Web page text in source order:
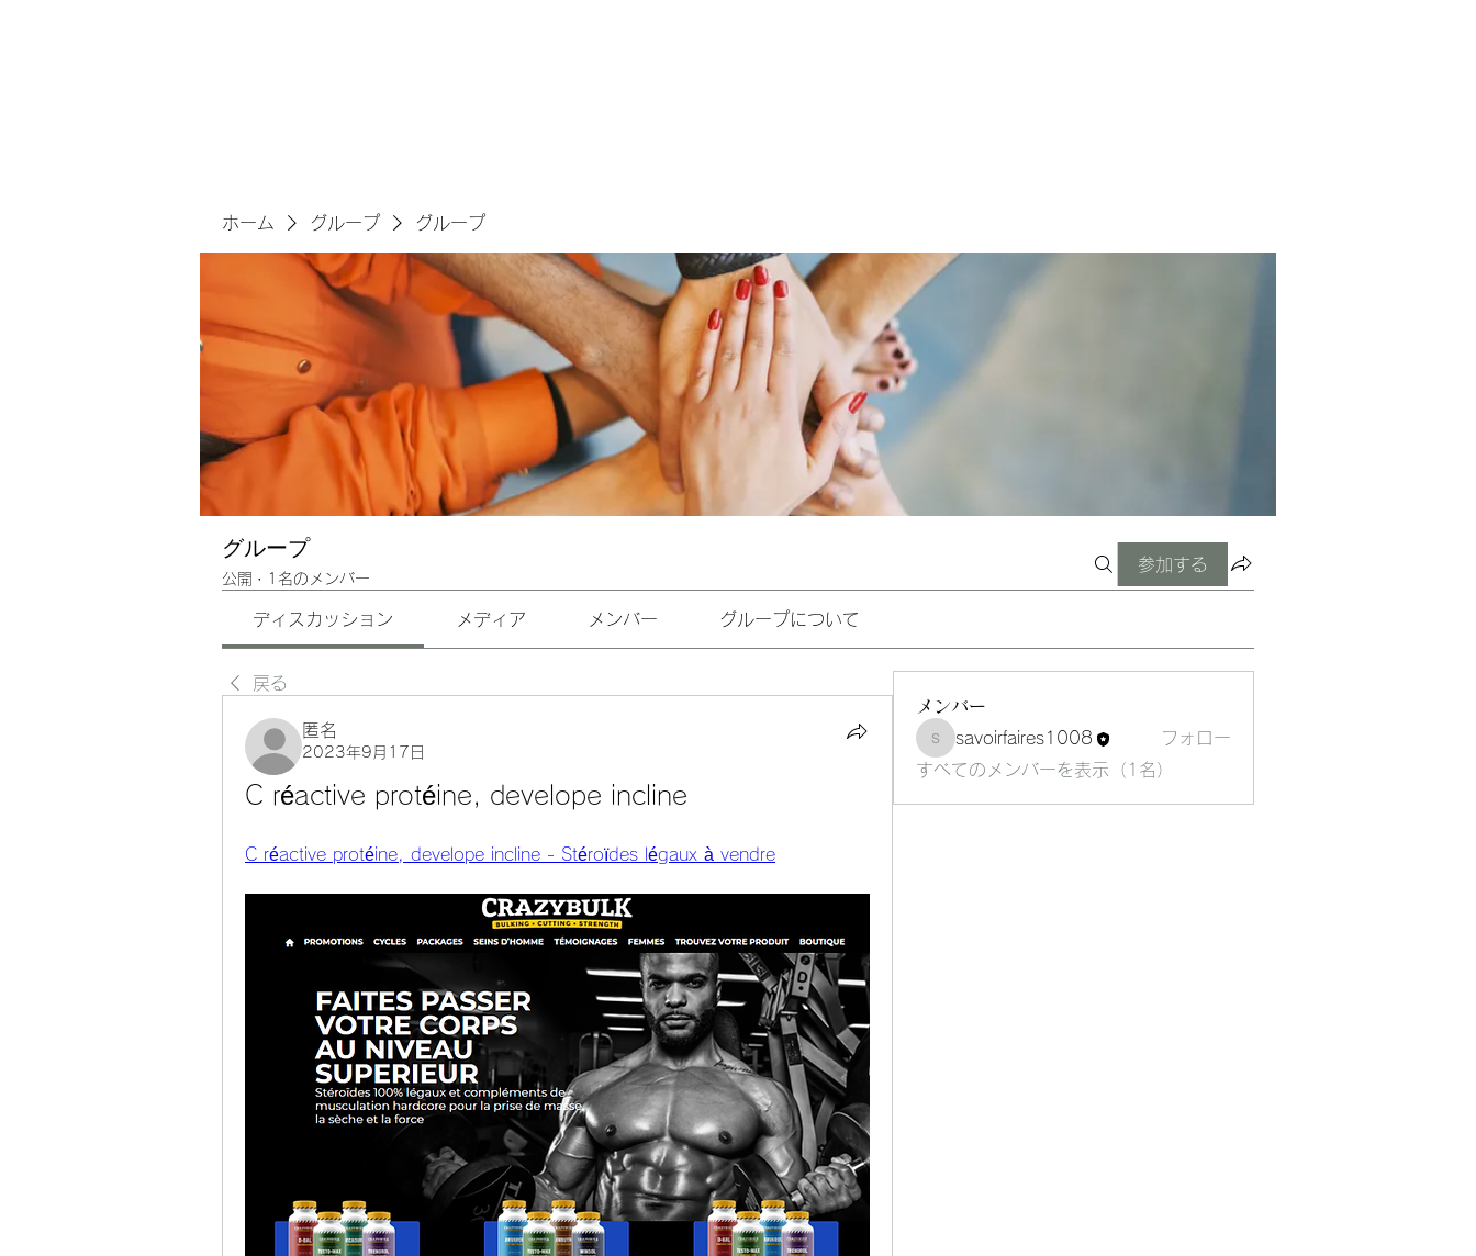
ホーム グループ グループ
グループ
公開 · 1名のメンバー
参加する
ディスカッション メディア メンバー グループについて
戻る
匿名
2023年9月17日
C réactive protéine, develope incline
C réactive protéine, develope incline - Stéroïdes légaux à vendre
メンバー
savoirfaires1008
savoirfaires1008
フォロー
すべてのメンバーを表示（1名）